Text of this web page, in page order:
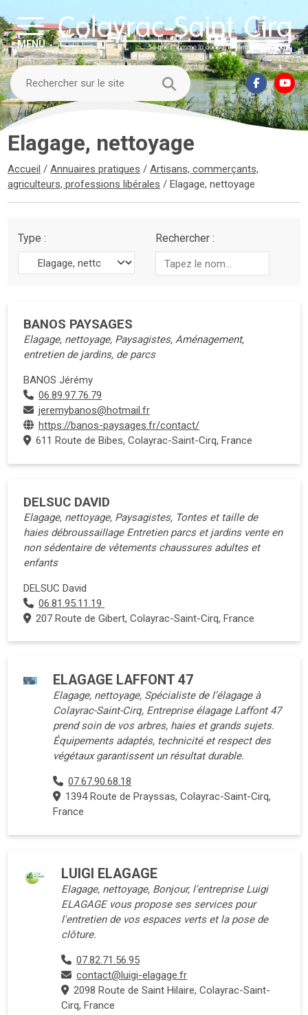
MENU
Elagage, nettoyage
Accueil /Annuaires pratiques /Artisans, commerçants,
agriculteurs, professions libérales /Elagage, nettoyage
Type : Rechercher :
BANOS PAYSAGES
Elagage, nettoyage, Paysagistes, Aménagement,
entretien de jardins, de parcs
BANOS Jérémy
06.89.97.76.79
jeremybanos@hotmail.fr
https://banos-paysages.fr/contact/
611 Route de Bibes, Colayrac-Saint-Cirq, France
DELSUC DAVID
Elagage, nettoyage, Paysagistes, Tontes et taille de
haies débroussaillage Entretien parcs et jardins vente en
non sédentaire de vêtements chaussures adultes et
enfants
DELSUC David
06.81.95.11.19
207 Route de Gibert, Colayrac-Saint-Cirq, France
ELAGAGE LAFFONT 47
Elagage, nettoyage, Spécialiste de l’élagage à
Colayrac-Saint-Cirq, Entreprise élagage Laffont 47
prend soin de vos arbres, haies et grands sujets.
Équipements adaptés, technicité et respect des
végétaux garantissent un résultat durable.
07.67.90.68.18
1394 Route de Prayssas, Colayrac-Saint-Cirq,
France
LUIGI ELAGAGE
Elagage, nettoyage, Bonjour, l'entreprise Luigi
ELAGAGE vous propose ses services pour
l'entretien de vos espaces verts et la pose de
clôture.
07.82.71.56.95
contact@luigi-elagage.fr
2098 Route de Saint Hilaire, Colayrac-Saint-
Cirq, France